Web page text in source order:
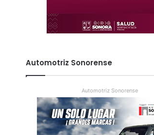
Automotriz Sonorense
Automotriz Sonorense